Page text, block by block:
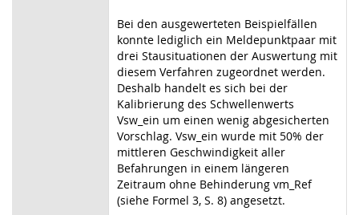
Bei den ausgewerteten Beispielfällen
konnte lediglich ein Meldepunktpaar mit
drei Stausituationen der Auswertung mit
diesem Verfahren zugeordnet werden.
Deshalb handelt es sich bei der
Kalibrierung des Schwellenwerts
Vsw_ein um einen wenig abgesicherten
Vorschlag. Vsw_ein wurde mit 50% der
mittleren Geschwindigkeit aller
Befahrungen in einem längeren
Zeitraum ohne Behinderung vm_Ref
(siehe Formel 3, S. 8) angesetzt.